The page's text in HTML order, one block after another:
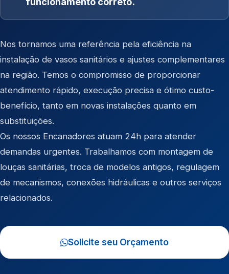
Nos tornamos uma referência pela eficiência na
instalação de vasos sanitários e ajustes complementares
na região. Temos o compromisso de proporcionar
atendimento rápido, execução precisa e ótimo custo-
benefício, tanto em novas instalações quanto em
substituições.
Os nossos Encanadores atuam 24h para atender
demandas urgentes. Trabalhamos com montagem de
louças sanitárias, troca de modelos antigos, regulagem
de mecanismos, conexões hidráulicas e outros serviços
relacionados.
Solicite seu Orçamento